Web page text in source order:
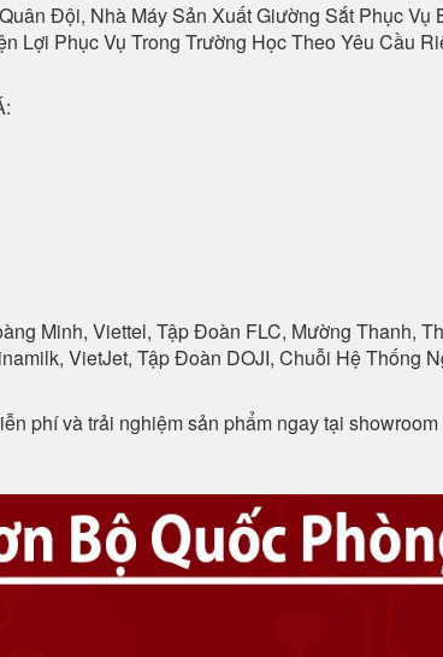
Đội, Nhà Máy Sản Xuất Giường Sắt Phục Vụ
Lợi Phục Vụ Trong Trường Học Theo Yêu Cầu
Minh, Viettel, Tập Đoàn FLC, Mường Thanh,
VietJet, Tập Đoàn DOJI, Chuỗi Hệ Thống
phí và trải nghiệm sản phẩm ngay tại